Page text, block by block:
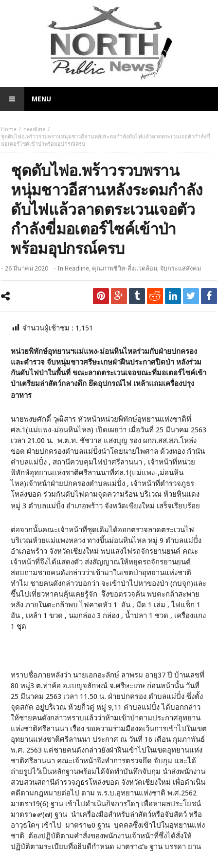
MENU
Home
headline
ชุดดับไฟอ.พร้าวรวบพรานหนุ่มชาวอีสานหลังระดมกำลังดับไฟแล้วลาดตระเวนเจอตัวกำลังขี่
มอเตอร์ไซค์เข้าป่าพร้อมอุปกรณ์ครบ
ชุดดับไฟอ.พร้าวรวบพราน
หนุ่มชาวอีสานหลังระดมกำลัง
ดับไฟแล้วลาดตระเวนเจอตัว
กำลังขี่มอเตอร์ไซค์เข้าป่า
พร้อมอุปกรณ์ครบ
- 26 มีนาคม 2020 - InHeadline, คุณภาพชีวิต-สิ่งแวดล้อม, จับกระแสสังคม
จำนวนผู้เช้าชม : 1,151
หน่วยพิทักษ์อุทยานฯแม่แพง-ม่อนหินไหลร่วมกับฝ่ายปกครอง
และตำรวจ จับหนุ่มชาวศรีษะเกษฝ่าฝืนประกาศปิดป่า หลังร่วม
กันดับไฟป่าในพื้นที่ ขณะลาดตระเวนเจอขณะที่มอเตอร์ไซค์เข้า
ป่าเตรียมล่าสัตว์กลางดึก ยึดอุปกรณ์ไฟ เหล้าแถมเครื่องปรุง
อาหาร
นายพงษศักดิ์ วุฒิสาร หัวหน้าหน่วยพิทักษ์อุทยานแห่งชาติที่
ศล.1(แม่แพง-ม่อนหินไหล) เปิดเผยว่า เมื่อวันที่ 25 มีนาคม 2563
เวลา 21.00 น. พ.ต.ท. ชัชวาล แสงบุญ รอง ผกก.สส.สภ.โหล่ง
ขอด ฝ่ายปกครองตำบลแม่ปั๋งนำโดยนายไพศาล ด้วงทอง กำนัน
ตำบลแม่ปั๋ง , สถานีควบคุมไฟป่าศรีลานนา , เจ้าหน้าที่หน่วย
พิทักษ์อุทยานแห่งชาติศรีลานนาที่ศล.1(แม่แพง-,ม่อนหิน
ไหล)เจ้าหน้าฝ่ายปกครองตำบลแม่ปั๋ง , เจ้าหน้าที่ตำรวจภูธร
โหล่งขอด ร่วมกันดับไฟตามจุดความร้อน บริเวณ ห้วยหินแดง
หมู่ 3 ตำบลแม่ปั๋ง อำเภอพร้าว จังหวัดเฃียงใหม่ เสร็จเรียบร้อย
ต่อจากนั้นคณะเจ้าหน้าที่ชุดเดิมได้ออกตรวจลาดตระเวนไฟ
บริเวณห้วยแม่แพงหลวง ทางขึ้นม่อนหินไหล หมู่ 9 ตำบลแม่ปั๋ง
อำเภอพร้าว จังหวัดเชียงใหม่ พบแสงไฟรถจักรยานยนต์ คณะ
เจ้าหน้าที่จึงได้แสดงตัว ส่งสัญญาณให้หยุดรถจักรยานยนต์
สอบถามชายคนดังกล่าวว่าเข้ามาในเขตป่าอุทยานแห่งชาติ
ทำไม ชายคนดังกล่าวบอกว่า จะเข้าป่าไปหาของป่า (กบจุก)และ
ขึ้นไปเที่ยวหาคนคุ้นเคยรู้จัก จึงขอตรวจค้น พบตะกล้าสะพาย
หลัง ภายในตะกล้าพบ ไฟคาดหัว 1 อัน , มีด 1 เล่ม , ไฟแช็ก 1
อัน , เหล้า 1 ขวด , นมกล่อง 3 กล่อง , น้ำปลา 1 ชวด , เครื่องแกง
1 ชุด
ทราบชื่อภายหลังว่า นายเอกอะลักษ์ ลาพรม อายุ37 ปี บ้านเลขที่
80 หมู่3 ต.ท่าค้อ อ.เบญจลักษณ์ จ.ศรีษะเกษ ก่อนหน้านั้น วันที่
25 มีนาคม 2563 เวลา 11.50 น. ฝ่ายปกครอง ตำบลแม่ปั๋ง ซึ่งตั้ง
จุดสกัด อยู่บริเวณ ห้วยกิ่วดู่ หมู่ 9,11 ตำบลแม่ปั๋ง ได้บอกกล่าว
ให้ชายคนดังกล่าวทราบแล้วว่าห้ามเข้าป่าตามประกาศอุทยาน
แห่งชาติศรีลานนา เรื่อง ขอความร่วมมืองดเว้นการเข้าไปในเขต
อุทยานแห่งชาติศรีลานนา ประกาศ ณ วันที่ 16 เดือน กุมภาพันธ์
พ.ศ. 2563 แต่ชายคนดังกล่าวยังฝ่าฝืนเข้าไปในเขตอุทยานแห่ง
ชาติศรีลานนา คณะเจ้าหน้าจึงทำการตรวจยึด จับกุม และได้
ถ่ายรูปไว้เป็นหลักฐานพร้อมได้จัดทำบันทึกจับกุม นำส่งพนักงาน
สวบสวนสถานีตำรวจภูธรโหล่งขอด จังหวัดเชียงใหม่ เพื่อดำเนิน
คดีตามกฎหมายต่อไป ตาม พ.ร.บ.อุทยานแห่งชาติ พ.ศ.2562
มาตรา19(6) ฐาน เข้าไปดำเนินกิจการใดๆ เพื่อหาผลประโยชน์
มาตรา๑๙(๗) ฐาน นำเครื่องมือสำหรับล่าสัตว์หรือจับสัตว์ หรือ
อาวุธใดๆ เข้าไป มาตรา๒0 ฐาน บุคคลซึ่งเข้าไปในอุทยานแห่ง
ชาติ ต้องปฏิบัติตามคำสั่งของพนักงานเจ้าหน้าที่ซึ่งได้สั่งให้
ปฏิบัติตามระเบียบที่อธิบดีกำหนด มาตรา๕๖ ฐาน บรรดา ยาน